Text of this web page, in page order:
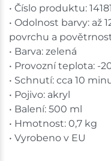
• Číslo produktu:
• Odolnost barvy: až
povrchu a
• Barva: zelená
• Provozní teplota: -
• Schnutí: cca 10
• Pojivo: akryl
• Balení: 500 ml
• Hmotnost: 0,7 kg
• Vyrobeno v EU